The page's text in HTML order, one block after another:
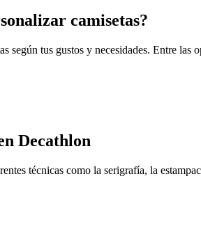
camisetas?
según tus gustos y necesidades. Entre las
Decathlon
técnicas como la serigrafía, la